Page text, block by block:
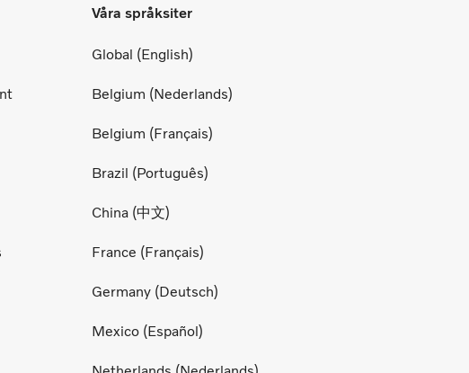
Våra språksiter
Global (English)
Belgium (Nederlands)
Belgium (Français)
Brazil (Português)
China (中文)
France (Français)
Germany (Deutsch)
Mexico (Español)